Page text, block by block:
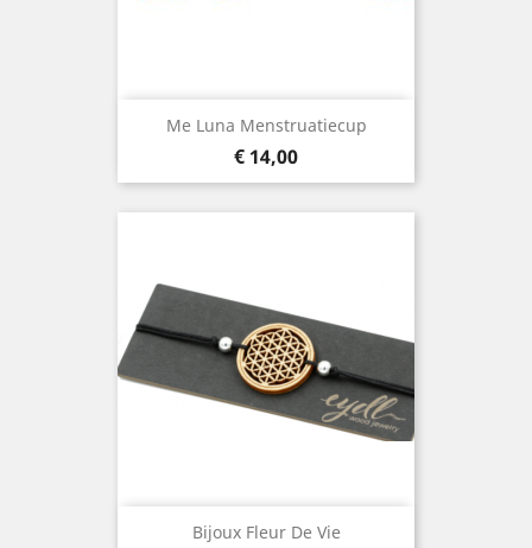
Me Luna Menstruatiecup
Prijs
€ 14,00
Bijoux Fleur De Vie